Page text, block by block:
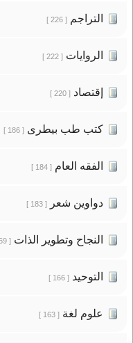
التراجم[ 226 ]
الروايات[ 222 ]
إقتصاد[ 220 ]
كتب طب بيطرى[ 186 ]
الفقه العام[ 184 ]
دواوين شعر[ 183 ]
النجاح وتطوير الذات[ 169 ]
التوحيد[ 166 ]
علوم لغة[ 163 ]